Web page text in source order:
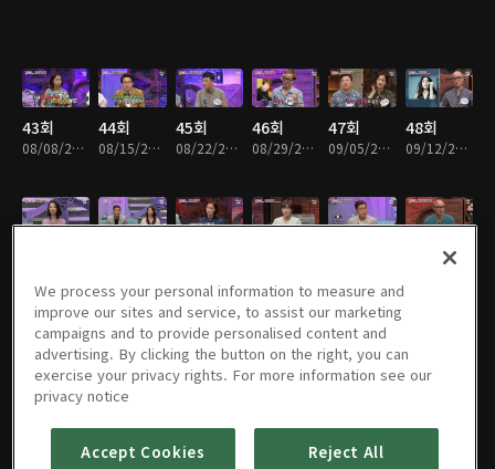
43회
08/08/2016 • 1시간 26분
44회
08/15/2016 • 1시간 24분
45회
08/22/2016 • 1시간 25분
46회
08/29/2016 • 1시간 26분
47회
09/05/2016 • 1시간 25분
48회
09/12/2016 • 1시간 25분
55회
10/31/2016 • 1시간 25분
56회 57회 58회 59회 60회
We process your personal information to measure and
improve our sites and service, to assist our marketing
campaigns and to provide personalised content and
advertising. By clicking the button on the right, you can
exercise your privacy rights. For more information see our
privacy notice
Accept Cookies Reject All